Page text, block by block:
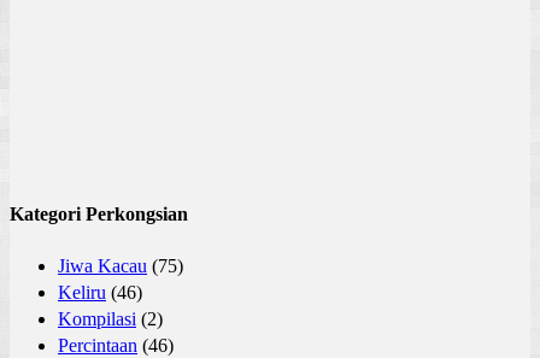
Kategori Perkongsian
Jiwa Kacau (75)
Keliru (46)
Kompilasi (2)
Percintaan (46)